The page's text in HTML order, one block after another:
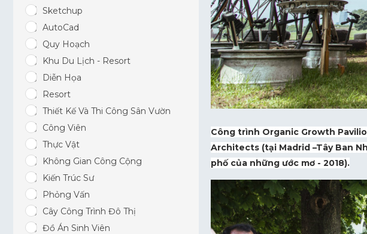
Sketchup
AutoCad
Quy Hoạch
Khu Du Lịch - Resort
Diễn Họa
Resort
Thiết Kế Và Thi Công Sân Vườn
Công Viên
Thực Vật
Không Gian Công Cộng
Kiến Trúc Sư
Phỏng Vấn
Cây Công Trình Đô Thị
Đồ Án Sinh Viên
Công trình Organic Growth
Architects (tại Madrid –Tây Ban
phố của những ước mơ - 2018).